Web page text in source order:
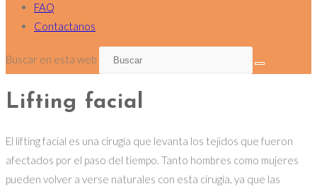
FAQ
Contactanos
Buscar en esta web
Lifting facial
El lifting facial es una cirugía que levanta los tejidos que fueron
afectados por el paso del tiempo. Tanto hombres como mujeres
pueden volver a verse naturales con esta cirugía, ya que las